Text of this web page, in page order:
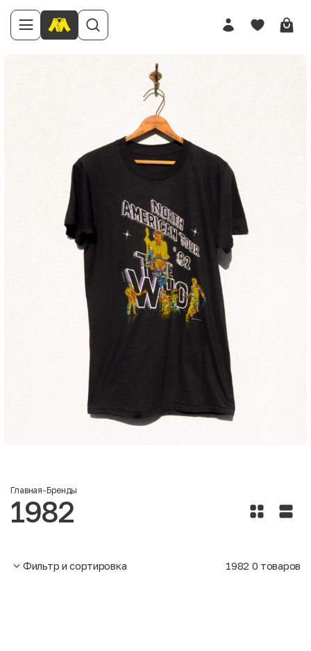
Главная-Бренды
1982
Фильтр и сортировка 1982 0 товаров